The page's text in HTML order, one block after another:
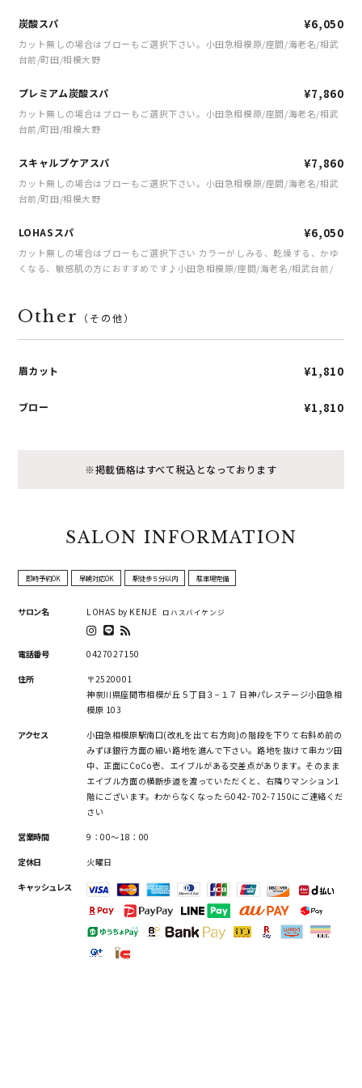
炭酸スパ ¥6,050
カット無しの場合はブローもご選択下さい。小田急相模原/座間/海老名/相武
台前/町田/相模大野
プレミアム炭酸スパ ¥7,860
カット無しの場合はブローもご選択下さい。小田急相模原/座間/海老名/相武
台前/町田/相模大野
スキャルプケアスパ ¥7,860
カット無しの場合はブローもご選択下さい。小田急相模原/座間/海老名/相武
台前/町田/相模大野
LOHASスパ ¥6,050
カット無しの場合はブローもご選択下さい カラーがしみる、乾燥する、かゆ
くなる、敏感肌の方におすすめです♪小田急相模原/座間/海老名/相武台前/
Other （その他）
眉カット ¥1,810
ブロー ¥1,810
※掲載価格はすべて税込となっております
SALON INFORMATION
即時予約OK 早朝対応OK 駅徒歩５分以内 駐車場完備
サロン名 LOHAS by KENJE ロハスバイケンジ
電話番号 0427027150
住所
〒2520001
神奈川県座間市相模が丘５丁目３−１７ 日神パレステージ小田急相
模原 103
アクセス
小田急相模原駅南口(改札を出て右方向)の階段を下りて右斜め前の
みずほ銀行方面の細い路地を進んで下さい。路地を抜けて串カツ田
中、正面にCoCo壱、エイブルがある交差点があります。そのまま
エイブル方面の横断歩道を渡っていただくと、右隣りマンション1
階にございます。わからなくなったら042-702-7150にご連絡くだ
さい
営業時間 9：00～18：00
定休日 火曜日
キャッシュレス